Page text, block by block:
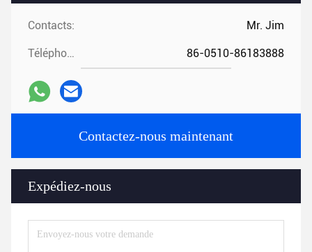
Contacts: Mr. Jim
Téléphone: 86-0510-86183888
Contactez-nous maintenant
Expédiez-nous